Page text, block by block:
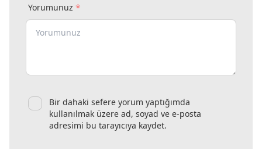
Yorumunuz *
Bir dahaki sefere yorum yaptığımda
kullanılmak üzere ad, soyad ve e-posta
adresimi bu tarayıcıya kaydet.